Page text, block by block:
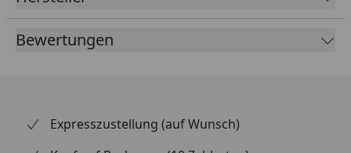
Sollte Ihnen nicht bekannt sein, wo Sie die
Abmessungen oder Gewichte zu den Ersatzteilen
Bewertungen
Expresszustellung (auf Wunsch)